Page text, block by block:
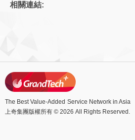
相關連結:
The Best Value-Added Service Network in Asia
上奇集團版權所有 © 2026 All Rights Reserved.